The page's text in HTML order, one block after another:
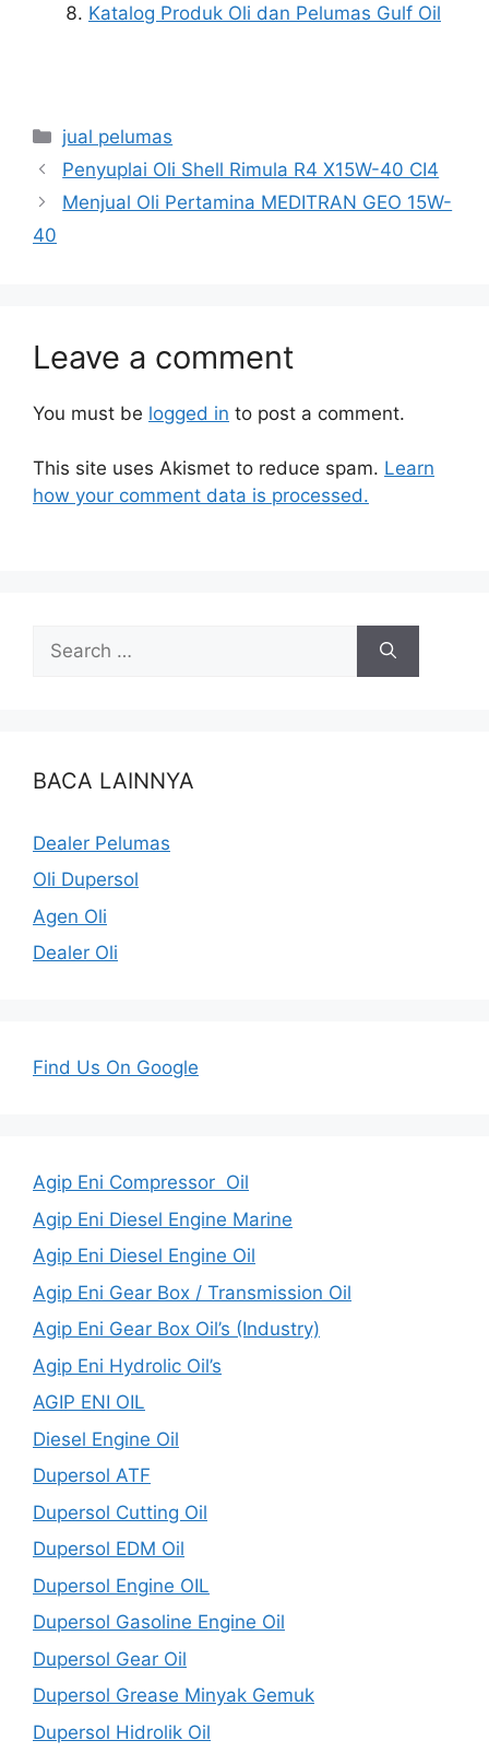
Katalog Produk Oli dan Pelumas Gulf Oil
jual pelumas
Penyuplai Oli Shell Rimula R4 X15W-40 CI4
Menjual Oli Pertamina MEDITRAN GEO 15W-
40
Leave a comment
You must be logged in to post a comment.
This site uses Akismet to reduce spam. Learn
how your comment data is processed.
BACA LAINNYA
Dealer Pelumas
Oli Dupersol
Agen Oli
Dealer Oli
Find Us On Google
Agip Eni Compressor Oil
Agip Eni Diesel Engine Marine
Agip Eni Diesel Engine Oil
Agip Eni Gear Box / Transmission Oil
Agip Eni Gear Box Oil’s (Industry)
Agip Eni Hydrolic Oil’s
AGIP ENI OIL
Diesel Engine Oil
Dupersol ATF
Dupersol Cutting Oil
Dupersol EDM Oil
Dupersol Engine OIL
Dupersol Gasoline Engine Oil
Dupersol Gear Oil
Dupersol Grease Minyak Gemuk
Dupersol Hidrolik Oil